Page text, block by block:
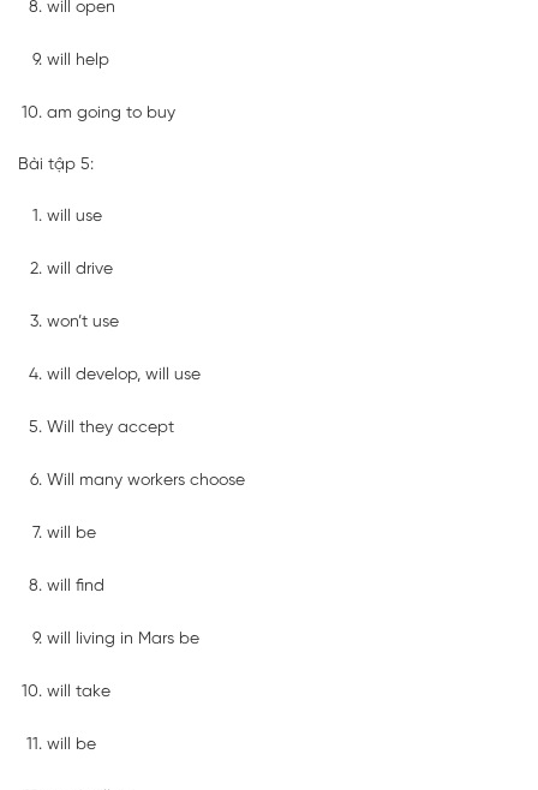
will open
will help
am going to buy
Bài tập 5:
will use
will drive
won’t use
will develop, will use
Will they accept
Will many workers choose
will be
will find
will living in Mars be
will take
will be